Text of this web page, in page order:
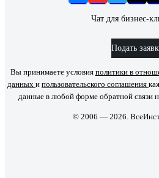
Чат для бизнес-
Подать
Вы принимаете условия политики в
данных и пользовательского соглашения
данные в любой форме обратной связи
© 2006 — 2026.